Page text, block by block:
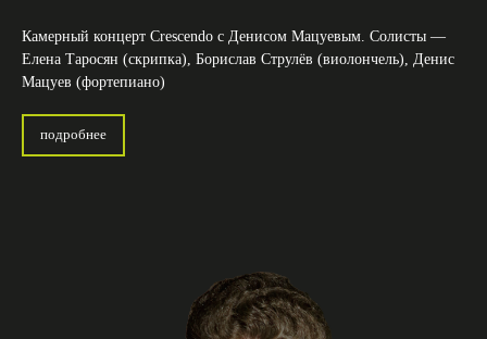
Камерный концерт Crescendo с Денисом Мацуевым. Солисты —
Елена Таросян (скрипка), Борислав Струлёв (виолончель), Денис
Мацуев (фортепиано)
подробнее